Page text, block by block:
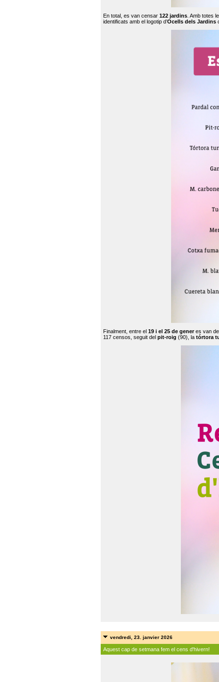
En total, es van censar 122 jardins . Amb totes
identificats amb el logotip d’Ocells dels Jardins
Finalment, entre el 19 i el 25 de generes van
117 censos, seguit del pit-roig (90), la tórtora
vendredi, 23. janvier 2026
Aquest cap de setmana fem el cens d'hivern!